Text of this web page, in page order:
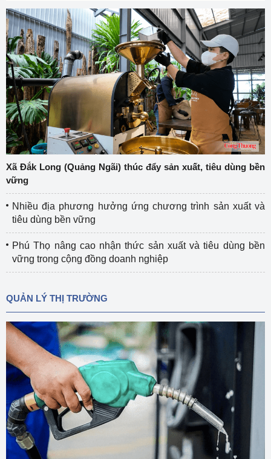
Xã Đắk Long (Quảng Ngãi) thúc đẩy sản xuất, tiêu dùng bền
vững
Nhiều địa phương hưởng ứng chương trình sản xuất và
tiêu dùng bền vững
Phú Thọ nâng cao nhận thức sản xuất và tiêu dùng bền
vững trong cộng đồng doanh nghiệp
QUẢN LÝ THỊ TRƯỜNG